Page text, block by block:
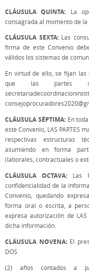
CLÁUSULA QUINTA:
La
consagrada al momento de la
CLÁUSULA SEXTA: Las
firma de este Convenio
válidos los sistemas de
En virtud de ello, se fijan
que las partes
CLÁUSULA SÉPTIMA: En
este Convenio, LAS PARTES
respectivas estructuras
asumiendo en forma
(laborales, contractuales o
CLÁUSULA OCTAVA:
Las
confidencialidad de la
Convenio, quedando
forma oral o escrita, a
expresa autorización de
dicha información.
CLÁUSULA NOVENA: El
DOS
(2) años contados a